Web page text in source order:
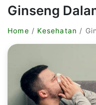
Ginseng
Home / Kesehatan /